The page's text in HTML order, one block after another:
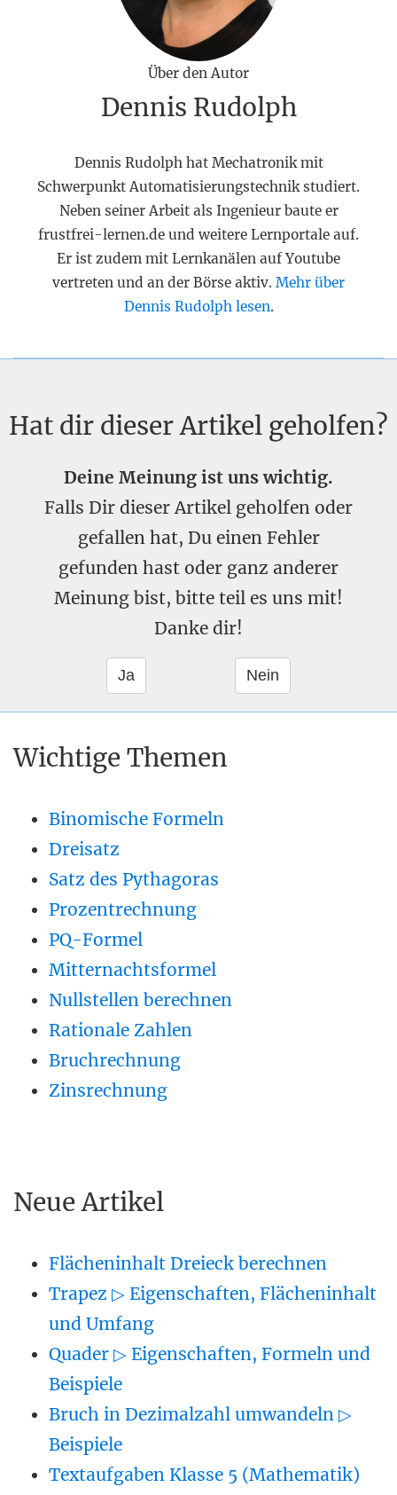
Über den Autor
Dennis Rudolph
Dennis Rudolph hat Mechatronik mit
Schwerpunkt Automatisierungstechnik studiert.
Neben seiner Arbeit als Ingenieur baute er
frustfrei-lernen.de und weitere Lernportale auf.
Er ist zudem mit Lernkanälen auf Youtube
vertreten und an der Börse aktiv. Mehr über
Dennis Rudolph lesen.
Hat dir dieser Artikel geholfen?
Deine Meinung ist uns wichtig.
Falls Dir dieser Artikel geholfen oder
gefallen hat, Du einen Fehler
gefunden hast oder ganz anderer
Meinung bist, bitte teil es uns mit!
Danke dir!
Wichtige Themen
Binomische Formeln
Dreisatz
Satz des Pythagoras
Prozentrechnung
PQ-Formel
Mitternachtsformel
Nullstellen berechnen
Rationale Zahlen
Bruchrechnung
Zinsrechnung
Neue Artikel
Flächeninhalt Dreieck berechnen
Trapez ▷ Eigenschaften, Flächeninhalt
und Umfang
Quader ▷ Eigenschaften, Formeln und
Beispiele
Bruch in Dezimalzahl umwandeln ▷
Beispiele
Textaufgaben Klasse 5 (Mathematik)